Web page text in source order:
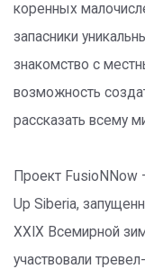
коренных
запасники
знакомство с
возможность
рассказать всему
Проект FusioNNow
Up Siberia,
XXIX Всемирной
участвовали